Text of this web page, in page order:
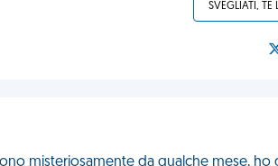
SVEGLIATI, TE
misteriosamente da qualche mese, ho